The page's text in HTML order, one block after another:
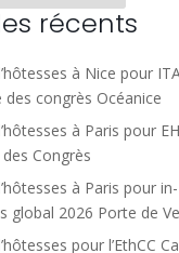
récents
à Nice pour
des congrès Océanice
à Paris pour
Congrès
à Paris pour in-
global 2026 Porte de
pour l’EthCC